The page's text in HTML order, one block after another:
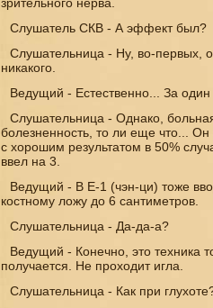
Слушатель СКВ - А эффект был?
Слушательница - Ну, во-первых,
никакого.
Ведущий - Естественно... За один
Слушательница - Однако,
болезненность, то ли еще что... Он
с хорошим результатом в 50%
ввел на 3.
Ведущий - В E-1 (чэн-ци) тоже
костному ложу до 6 сантиметров.
Слушательница - Да-да-а?
Ведущий - Конечно, это техника
получается. Не проходит игла.
Слушательница - Как при